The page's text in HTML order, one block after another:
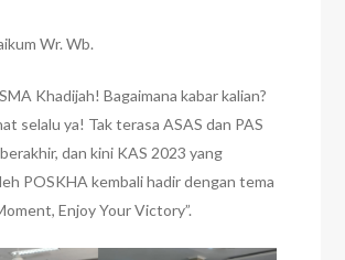
Wr. Wb.
Khadijah! Bagaimana kabar kalian?
selalu ya! Tak terasa ASAS dan PAS
dan kini KAS 2023 yang
POSKHA kembali hadir dengan tema
Enjoy Your Victory”.